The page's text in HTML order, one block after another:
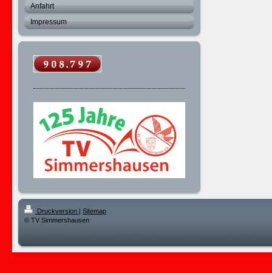
Anfahrt
Impressum
Druckversion | Sitemap
© TV Simmershausen